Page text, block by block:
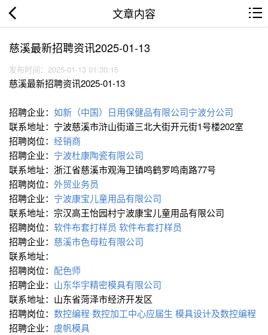
文章内容
慈溪最新招聘资讯2025-01-13
发布时间：2025-01-13 01:30:15
慈溪最新招聘资讯2025-01-13
招聘企业： 如新（中国）日用保健品有限公司宁波分公司
联系地址：宁波慈溪市浒山街道三北大街开元街1号楼202室
招聘岗位： 经销商
招聘企业： 宁波杜康陶瓷有限公司
联系地址：浙江省慈溪市观海卫镇鸣鹤罗鸣南路77号
招聘岗位： 外贸业务员
招聘企业： 宁波康宝儿童用品有限公司
联系地址：宗汉高王怡园村宁波康宝儿童用品有限公司
招聘岗位： 软件布套打样员 软件布套打样员
招聘企业： 慈溪市色母粒有限公司
联系地址：
招聘岗位： 配色师
招聘企业： 山东华宇精密模具有限公司
联系地址：山东省菏泽市经济开发区
招聘岗位： 数控编程 数控加工中心应届生 模具设计及数控编程
招聘企业： 虞帆模具